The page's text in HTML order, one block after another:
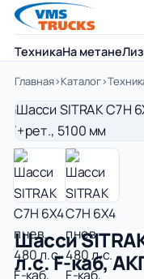
ТехникаНа метане
Главная›Каталог›
Шасси
л.с. F-каб,